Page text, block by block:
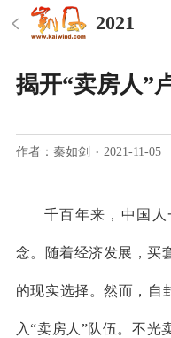
2021
揭开“卖房人”
作者：秦如剑 · 2021-11-05
千百年来，中国
念。随着经济发展，买
的现实选择。然而，自
入“卖房人”队伍。不光